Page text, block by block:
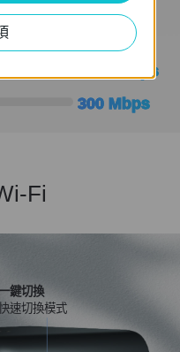
1201 Mbps
300 Mbps
Fi
鍵切換
速切換模式